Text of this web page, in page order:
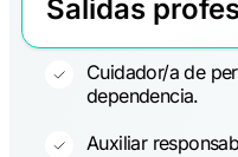
Salidas
Cuidador/a de
dependencia.
Auxiliar